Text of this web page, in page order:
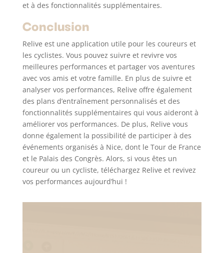
et à des fonctionnalités supplémentaires.
Conclusion
Relive est une application utile pour les coureurs et
les cyclistes. Vous pouvez suivre et revivre vos
meilleures performances et partager vos aventures
avec vos amis et votre famille. En plus de suivre et
analyser vos performances, Relive offre également
des plans d’entraînement personnalisés et des
fonctionnalités supplémentaires qui vous aideront à
améliorer vos performances. De plus, Relive vous
donne également la possibilité de participer à des
événements organisés à Nice, dont le Tour de France
et le Palais des Congrès. Alors, si vous êtes un
coureur ou un cycliste, téléchargez Relive et revivez
vos performances aujourd’hui !